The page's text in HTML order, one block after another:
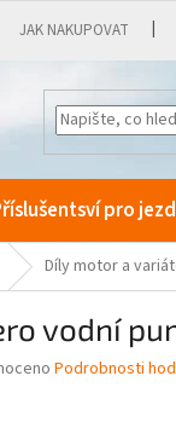
JAK NAKUPOVAT
pro
Díly motor a
vodní
Podrobnosti